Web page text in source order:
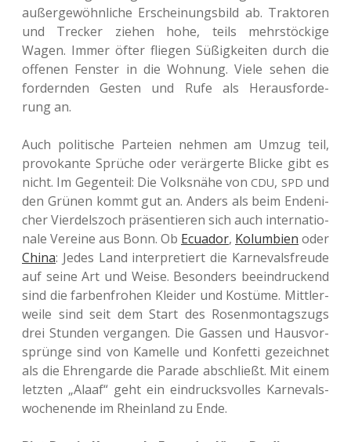
außer­ge­wöhn­li­che Erschei­nungs­bild ab. Trak­to­ren
und Tre­cker ziehen hohe, teils mehr­stö­cki­ge
Wagen. Immer öfter flie­gen Süßig­kei­ten durch die
offe­nen Fens­ter in die Woh­nung. Viele sehen die
for­dern­den Gesten und Rufe als Her­aus­for­de­
rung an.
Auch poli­ti­sche Par­tei­en nehmen am Umzug teil,
pro­vo­kan­te Sprü­che oder ver­är­ger­te Blicke gibt es
nicht. Im Gegen­teil: Die Volks­nä­he von CDU, SPD und
den Grünen kommt gut an. Anders als beim Ende­ni­
cher Vier­dels­zoch prä­sen­tie­ren sich auch inter­na­tio­
na­le Ver­ei­ne aus Bonn. Ob Ecua­dor, Kolum­bi­en oder
China: Jedes Land inter­pre­tiert die Kar­ne­vals­freu­de
auf seine Art und Weise. Beson­ders beein­dru­ckend
sind die far­ben­fro­hen Klei­der und Kos­tü­me. Mitt­ler­
wei­le sind seit dem Start des Rosen­mon­tags­zugs
drei Stun­den ver­gan­gen. Die Gassen und Haus­vor­
sprün­ge sind von Kamel­le und Kon­fet­ti gezeich­net
als die Ehren­gar­de die Parade abschließt. Mit einem
letz­ten „Alaaf“ geht ein ein­drucks­vol­les Kar­ne­vals­
wo­chen­en­de im Rhein­land zu Ende.